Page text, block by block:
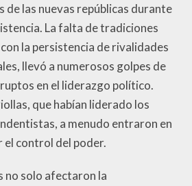
de las nuevas repúblicas durante
La falta de tradiciones
la persistencia de rivalidades
llevó a numerosos golpes de
en el liderazgo político.
que habían liderado los
a menudo entraron en
control del poder.
no solo afectaron la